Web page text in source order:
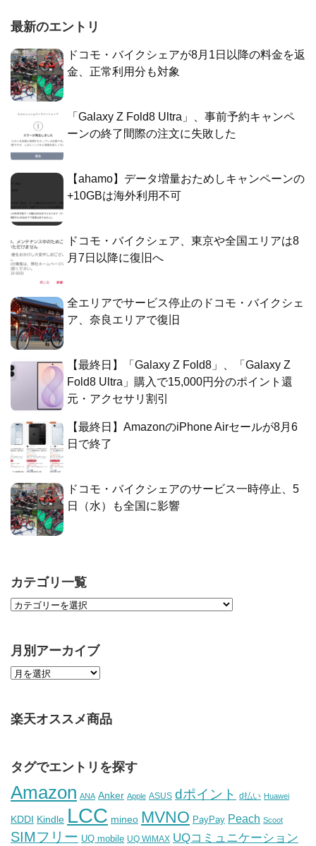
最新のエントリ
ドコモ・バイクシェアが8月1日以降の料金を返
金、正常利用分も対象
「Galaxy Z Fold8 Ultra」、事前予約キャンペ
ーンの終了間際の注文に失敗した
【ahamo】データ増量おためしキャンペーンの
+10GBは海外利用不可
ドコモ・バイクシェア、東京や全国エリアは8
月7日以降に復旧へ
全エリアでサービス停止のドコモ・バイクシェ
ア、奈良エリアで復旧
【最終日】「Galaxy Z Fold8」、「Galaxy Z
Fold8 Ultra」購入で15,000円分のポイント還
元・アクセサリ割引
【最終日】AmazonのiPhone Airセールが8月6
日で終了
ドコモ・バイクシェアのサービス一時停止、5
日（水）も全国に影響
カテゴリ一覧
月別アーカイブ
楽天オススメ商品
タグでエントリを探す
Amazon ANA Anker Apple ASUS dポイント d払い Huawei
KDDI Kindle LCC mineo MVNO PayPay Peach Scoot
SIMフリー UQ mobile UQ WiMAX UQコミュニケーション